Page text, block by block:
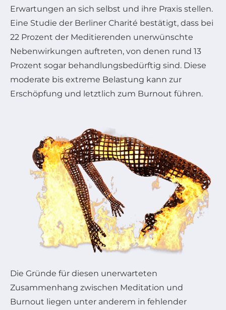
Erwartungen an sich selbst und ihre Praxis stellen.
Eine Studie der Berliner Charité bestätigt, dass bei
22 Prozent der Meditierenden unerwünschte
Nebenwirkungen auftreten, von denen rund 13
Prozent sogar behandlungsbedürftig sind. Diese
moderate bis extreme Belastung kann zur
Erschöpfung und letztlich zum Burnout führen.
Die Gründe für diesen unerwarteten
Zusammenhang zwischen Meditation und
Burnout liegen unter anderem in fehlender